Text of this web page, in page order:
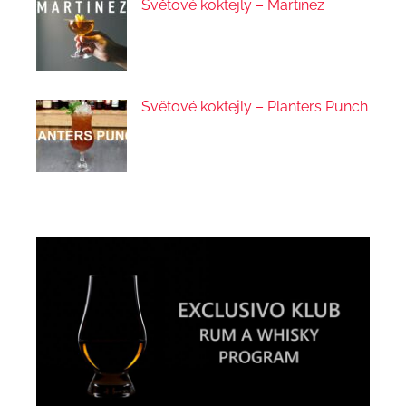
Světové koktejly – Martinez
Světové koktejly – Planters Punch